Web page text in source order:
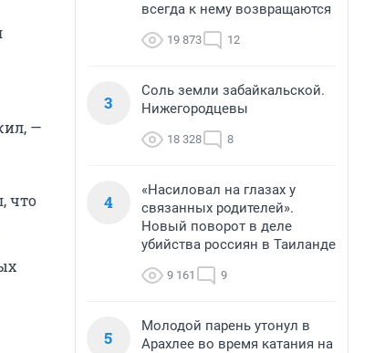
—
что
всегда к нему возвращаются
19 873 12
3
Соль земли забайкальской.
Нижегородцевы
18 328 8
4
«Насиловал на глазах у
связанных родителей».
Новый поворот в деле
убийства россиян в Таиланде
9 161 9
5
Молодой парень утонул в
Арахлее во время катания на